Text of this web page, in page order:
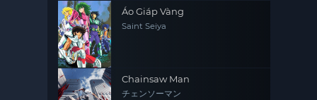
Áo Giáp Vàng
Saint Seiya
Chainsaw Man
チェンソーマン